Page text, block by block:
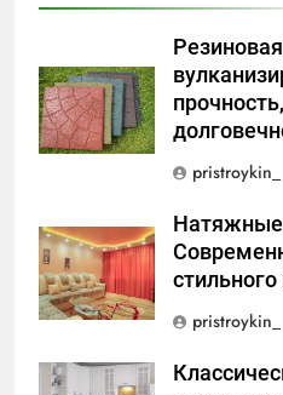
pristroykin_
Натяжные
pristroykin_